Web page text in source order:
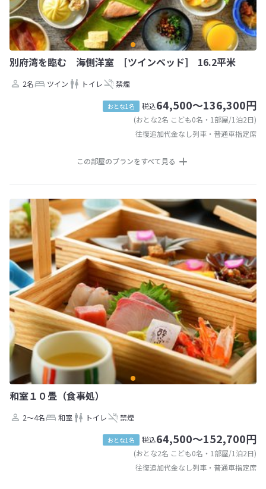
別府湾を臨む 海側洋室 [ツインベッド] 16.2平米
2名 ツイン トイレ 禁煙
おとな1名 税込64,500～136,300円
(おとな2名 こども0名・1部屋/1泊2日)
往復追加代金なし列車・普通車指定席
この部屋のプランをすべて見る
和室１０畳（食事処）
2～4名 和室 トイレ 禁煙
おとな1名 税込64,500～152,700円
(おとな2名 こども0名・1部屋/1泊2日)
往復追加代金なし列車・普通車指定席